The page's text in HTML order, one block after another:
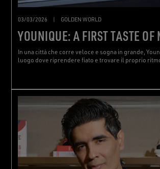
03/03/2026 GOLDEN WORLD
YOUNIQUE: A FIRST TASTE
In una città che corre veloce e sogna in grande,
luogo dove riprendere fiato e trovare il proprio